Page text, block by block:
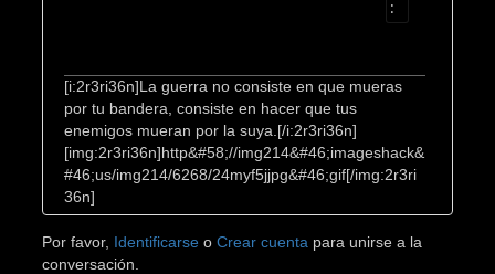
[i:2r3ri36n]La guerra no consiste en que mueras
por tu bandera, consiste en hacer que tus
enemigos mueran por la suya.[/i:2r3ri36n]
[img:2r3ri36n]http&#58;//img214&#46;imageshack&
#46;us/img214/6268/24myf5jjpg&#46;gif[/img:2r3ri
36n]
Por favor, Identificarse oCrear cuenta para unirse a la
conversación.